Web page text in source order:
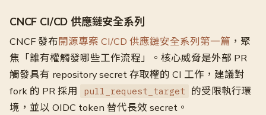
CNCF CI/CD 供應鏈安全系列
CNCF 發布開源專案 CI/CD 供應鏈安全系列第一篇 ，聚
焦「誰有權觸發哪些工作流程」。核心威脅是外部 PR
觸發具有 repository secret 存取權的 CI 工作，建議對
fork 的 PR 採用
pull_request_target
的受限執行環
境，並以 OIDC token 替代長效 secret。